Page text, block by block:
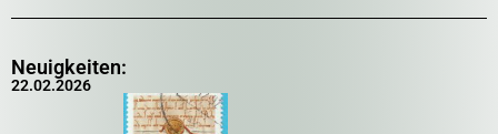
Neuigkeiten:
22.02.2026